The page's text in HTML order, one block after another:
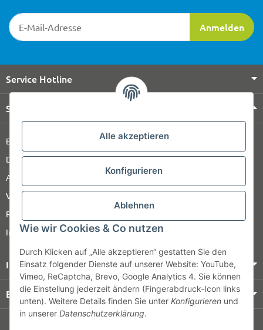
Alle akzeptieren
Konfigurieren
Ablehnen
Wie wir Cookies & Co nutzen
Durch Klicken auf „Alle akzeptieren“ gestatten Sie den
Einsatz folgender Dienste auf unserer Website: YouTube,
Vimeo, ReCaptcha, Brevo, Google Analytics 4. Sie können
die Einstellung jederzeit ändern (Fingerabdruck-Icon links
unten). Weitere Details finden Sie unter Konfigurieren und
in unserer Datenschutzerklärung.
Newsletter-Registrierung
Anmelden
Service Hotline
Shop Service
Barrierefreiheitserklärung
Datenschutz
AGB
Versandinformationen
Retour
Impressum
Informationen
Bezahlung & Versand
© HOZ MEDI WERK